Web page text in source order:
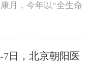
月，今年以“全生命
7日，北京朝阳医